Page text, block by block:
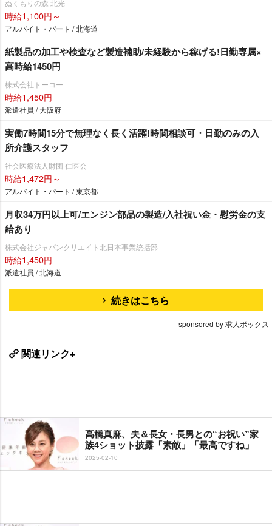
ぬくもりの森 北光
時給1,100円～
アルバイト・パート / 北海道
紙製品の加工や検査など製造補助/未経験から稼げる!日勤専属×
高時給1450円
株式会社トーコー
時給1,450円
派遣社員 / 大阪府
実働7時間15分で無理なく長く活躍!時間相談可・日勤のみの入
所介護スタッフ
社会医療法人財団 仁医会
時給1,472円～
アルバイト・パート / 東京都
月収34万円以上可/エンジン部品の製造/入社祝い金・慰労金の支
給あり
株式会社ジャパンクリエイト北日本事業統括部
時給1,450円
派遣社員 / 北海道
続きはこちら
sponsored by 求人ボックス
関連リンク+
高橋真麻、夫＆長女・長男との“お祝い”家
族4ショット披露「素敵」「最高ですね」
2025-02-10